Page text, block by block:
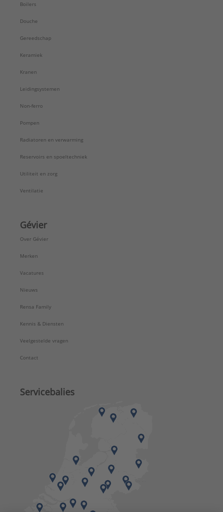
Boilers
Douche
Gereedschap
Keramiek
Kranen
Leidingsystemen
Non-ferro
Pompen
Radiatoren en verwarming
Reservoirs en spoeltechniek
Utiliteit en zorg
Ventilatie
Gévier
Over Gévier
Merken
Vacatures
Nieuws
Rensa Family
Kennis & Diensten
Veelgestelde vragen
Contact
Servicebalies